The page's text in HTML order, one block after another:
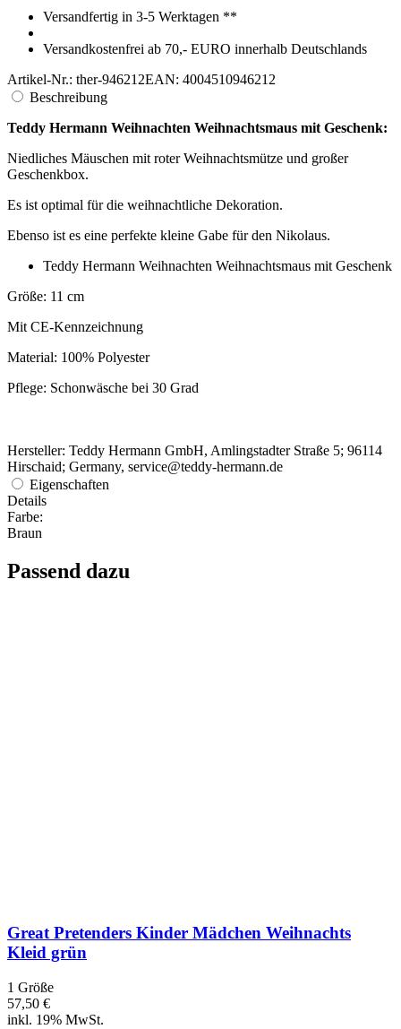
Versandfertig in 3-5 Werktagen **
Versandkostenfrei ab 70,- EURO innerhalb Deutschlands
Artikel-Nr.: ther-946212EAN: 4004510946212
Beschreibung
Teddy Hermann Weihnachten Weihnachtsmaus mit Geschenk:
Niedliches Mäuschen mit roter Weihnachtsmütze und großer
Geschenkbox.
Es ist optimal für die weihnachtliche Dekoration.
Ebenso ist es eine perfekte kleine Gabe für den Nikolaus.
Teddy Hermann Weihnachten Weihnachtsmaus mit Geschenk
Größe: 11 cm
Mit CE-Kennzeichnung
Material: 100% Polyester
Pflege: Schonwäsche bei 30 Grad
Hersteller: Teddy Hermann GmbH, Amlingstadter Straße 5; 96114
Hirschaid; Germany, service@teddy-hermann.de
Eigenschaften
Details
Farbe:
Braun
Passend dazu
Great Pretenders Kinder Mädchen Weihnachts
Kleid grün
1 Größe
57,50 €
inkl. 19% MwSt.